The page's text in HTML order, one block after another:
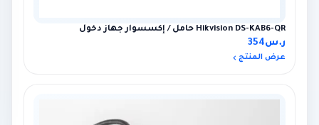
Hikvision DS-KAB6-QR حامل / إكسسوار جهاز دخول
ر.س354
عرض المنتج
عميل اشترى للتو
Ajax Holder-Button Wireless Panic Button